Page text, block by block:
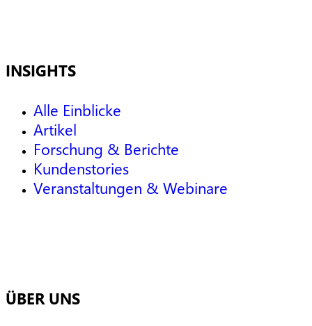
INSIGHTS
Alle Einblicke
Artikel
Forschung & Berichte
Kundenstories
Veranstaltungen & Webinare
ÜBER UNS